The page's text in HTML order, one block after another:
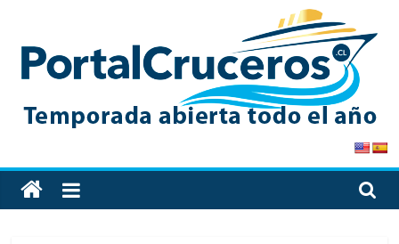
content
PortalCruceros
Toda
la